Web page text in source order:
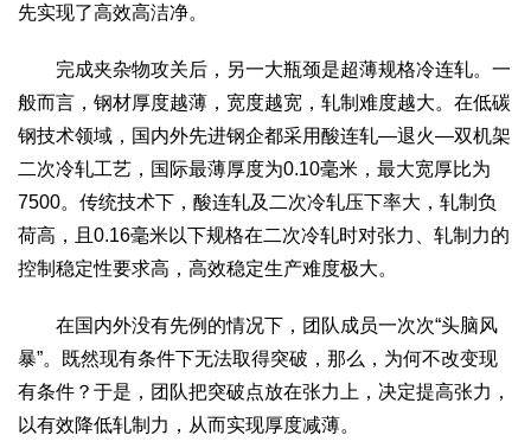
先实现了高效高洁净。
完成夹杂物攻关后，另一大瓶颈是超薄规格冷连轧。一
般而言，钢材厚度越薄，宽度越宽，轧制难度越大。在低碳
钢技术领域，国内外先进钢企都采用酸连轧—退火—双机架
二次冷轧工艺，国际最薄厚度为0.10毫米，最大宽厚比为
7500。传统技术下，酸连轧及二次冷轧压下率大，轧制负
荷高，且0.16毫米以下规格在二次冷轧时对张力、轧制力的
控制稳定性要求高，高效稳定生产难度极大。
在国内外没有先例的情况下，团队成员一次次“头脑风
暴”。既然现有条件下无法取得突破，那么，为何不改变现
有条件？于是，团队把突破点放在张力上，决定提高张力，
以有效降低轧制力，从而实现厚度减薄。